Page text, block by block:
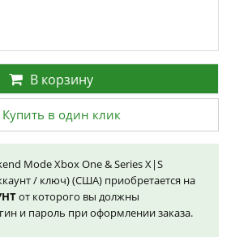
В корзину
Купить в один клик
Mode Xbox One & Series X|S
/ ключ) (США) приобретается на
от которого вы должны
и пароль при оформлении заказа.